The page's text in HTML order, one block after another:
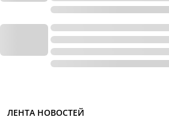
ЛЕНТА НОВОСТЕЙ